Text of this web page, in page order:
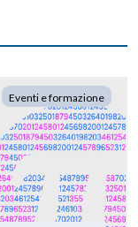
Eventi e formazione